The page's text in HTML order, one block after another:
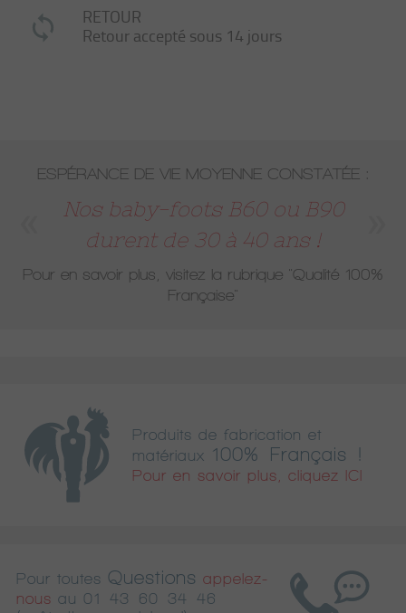
RETOUR
Retour accepté sous 14 jours
ESPÉRANCE DE VIE MOYENNE CONSTATÉE :
Nos baby-foots B60 ou B90
durent de 30 à 40 ans !
Pour en savoir plus, visitez la rubrique "Qualité 100%
Française"
Produits de fabrication et
matériaux
100% Français !
Pour en savoir plus, cliquez ICI
Pour toutes Questions appelez-
nous au 01 43 60 34 46